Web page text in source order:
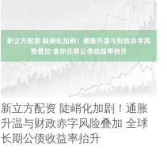
新立方配资 陡峭化加剧！通胀
升温与财政赤字风险叠加 全球
长期公债收益率抬升